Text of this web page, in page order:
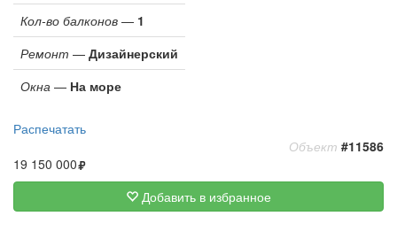
Кол-во балконов — 1
Ремонт — Дизайнерский
Окна — На море
Распечатать
Объект #11586
19 150 000
Добавить в избранное